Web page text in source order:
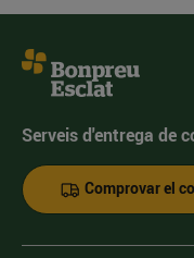
Serveis d'entrega de
Comprovar el